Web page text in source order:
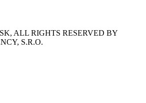
ALL RIGHTS RESERVED BY
S.R.O.